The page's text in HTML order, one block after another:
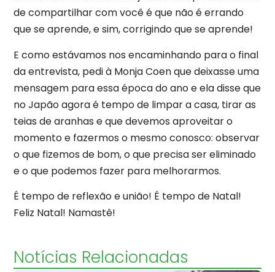
de compartilhar com você é que não é errando
que se aprende, e sim, corrigindo que se aprende!
E como estávamos nos encaminhando para o final
da entrevista, pedi à Monja Coen que deixasse uma
mensagem para essa época do ano e ela disse que
no Japão agora é tempo de limpar a casa, tirar as
teias de aranhas e que devemos aproveitar o
momento e fazermos o mesmo conosco: observar
o que fizemos de bom, o que precisa ser eliminado
e o que podemos fazer para melhorarmos.
É tempo de reflexão e união! É tempo de Natal!
Feliz Natal! Namastê!
Notícias Relacionadas